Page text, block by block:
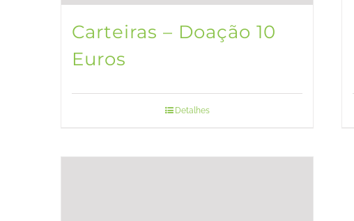
Carteiras – Doação 10
Euros
Detalhes